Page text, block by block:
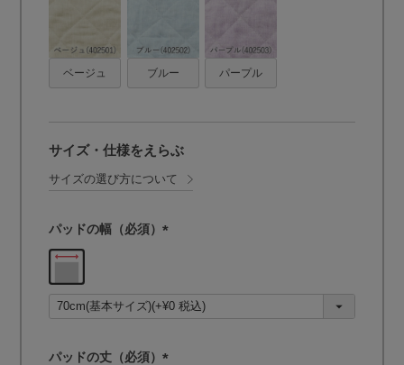
ベージュ ブルー パープル
サイズ・仕様をえらぶ
サイズの選び方について
パッドの幅（必須）
須
)
パッドの丈（必須）